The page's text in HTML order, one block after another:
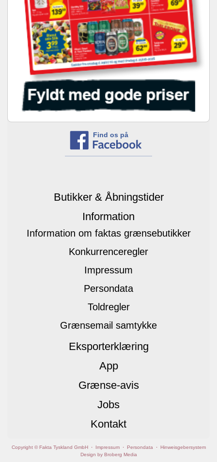
Find os på
Butikker & Åbningstider
Information
Information om faktas grænsebutikker
Konkurrenceregler
Impressum
Persondata
Toldregler
Grænsemail samtykke
Eksporterklæring
App
Grænse-avis
Jobs
Kontakt
Copyright © Fakta Tyskland GmbH· Impressum· Persondata · Hinweisgebersystem
Design by Broberg Media